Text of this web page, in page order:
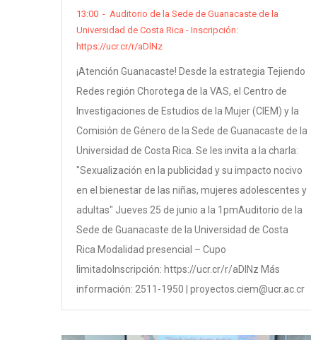
13:00 - Auditorio de la Sede de Guanacaste de la
Universidad de Costa Rica - Inscripción:
https://ucr.cr/r/aDlNz
¡Atención Guanacaste! Desde la estrategia Tejiendo
Redes región Chorotega de la VAS, el Centro de
Investigaciones de Estudios de la Mujer (CIEM) y la
Comisión de Género de la Sede de Guanacaste de la
Universidad de Costa Rica. Se les invita a la charla:
"Sexualización en la publicidad y su impacto nocivo
en el bienestar de las niñas, mujeres adolescentes y
adultas" Jueves 25 de junio a la 1pmAuditorio de la
Sede de Guanacaste de la Universidad de Costa
Rica Modalidad presencial – Cupo
limitadoInscripción: https://ucr.cr/r/aDlNz Más
información: 2511-1950 | proyectos.ciem@ucr.ac.cr